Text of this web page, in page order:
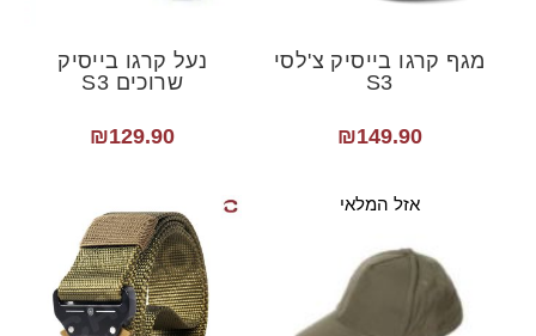
מגף קרגו בייסיק צ'לסי
S3
₪149.90
נעל קרגו בייסיק
שרוכים S3
₪129.90
אזל המלאי